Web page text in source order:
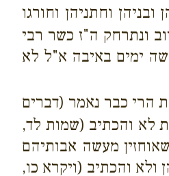
וחתניהן וחורגו
ונתרחק ה"ז כשר רבי
ימים באיבה א"ל לא
הרי כבר נאמר (דברים
לא והכתיב (שמות לד,
מעשה אבותיהם
ולא והכתיב (ויקרא כו,